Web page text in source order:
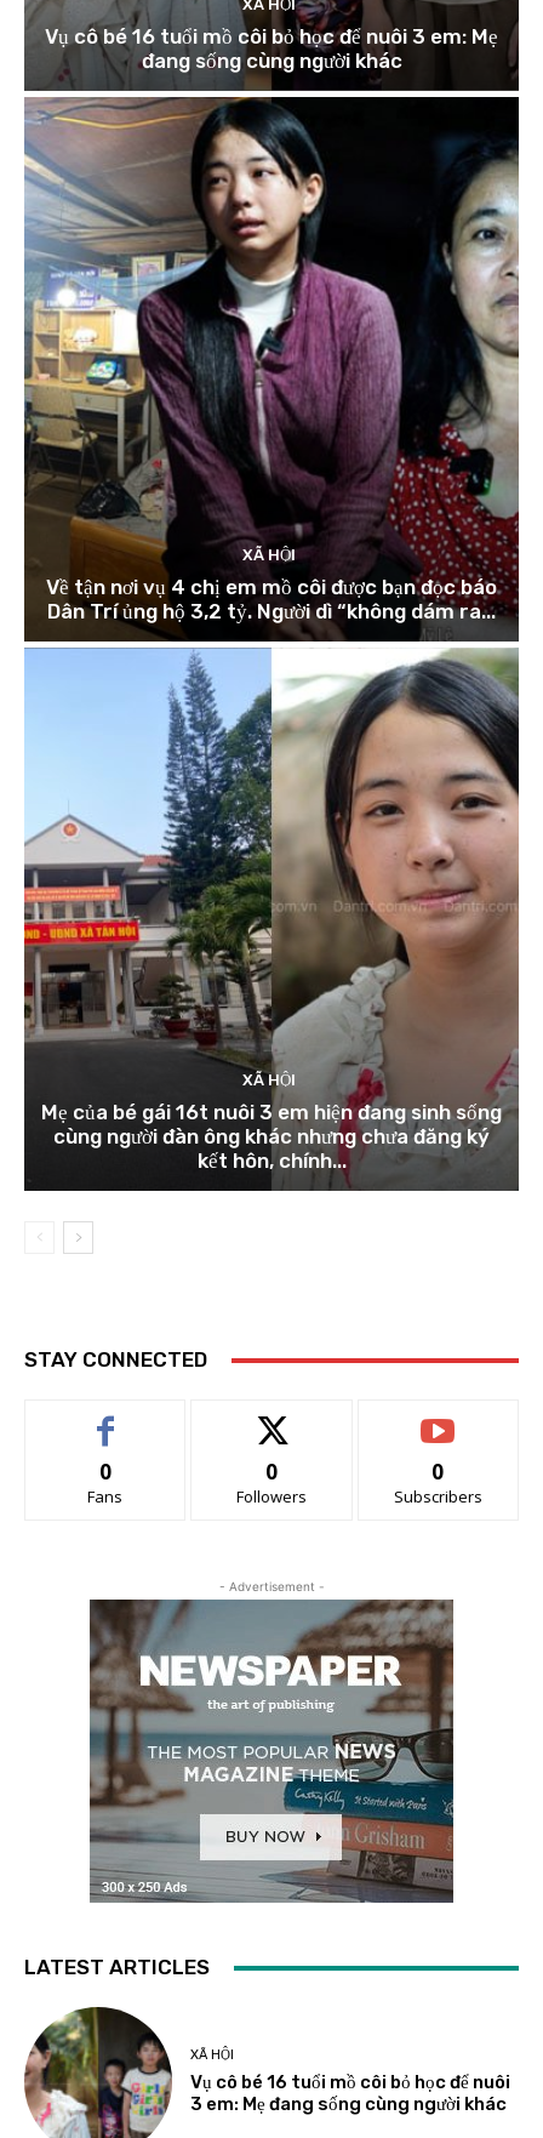
XÃ HỘI
Vụ cô bé 16 tuổi mồ côi bỏ học để nuôi 3 em: Mẹ
đang sống cùng người khác
XÃ HỘI
Về tận nơi vụ 4 chị em mồ côi được bạn đọc báo
Dân Trí ủng hộ 3,2 tỷ. Người dì “không dám ra...
XÃ HỘI
Mẹ của bé gái 16t nuôi 3 em hiện đang sinh sống
cùng người đàn ông khác nhưng chưa đăng ký
kết hôn, chính...
STAY CONNECTED
0
Fans
0
Followers
0
Subscribers
- Advertisement -
LATEST ARTICLES
XÃ HỘI
Vụ cô bé 16 tuổi mồ côi bỏ học để nuôi
3 em: Mẹ đang sống cùng người khác